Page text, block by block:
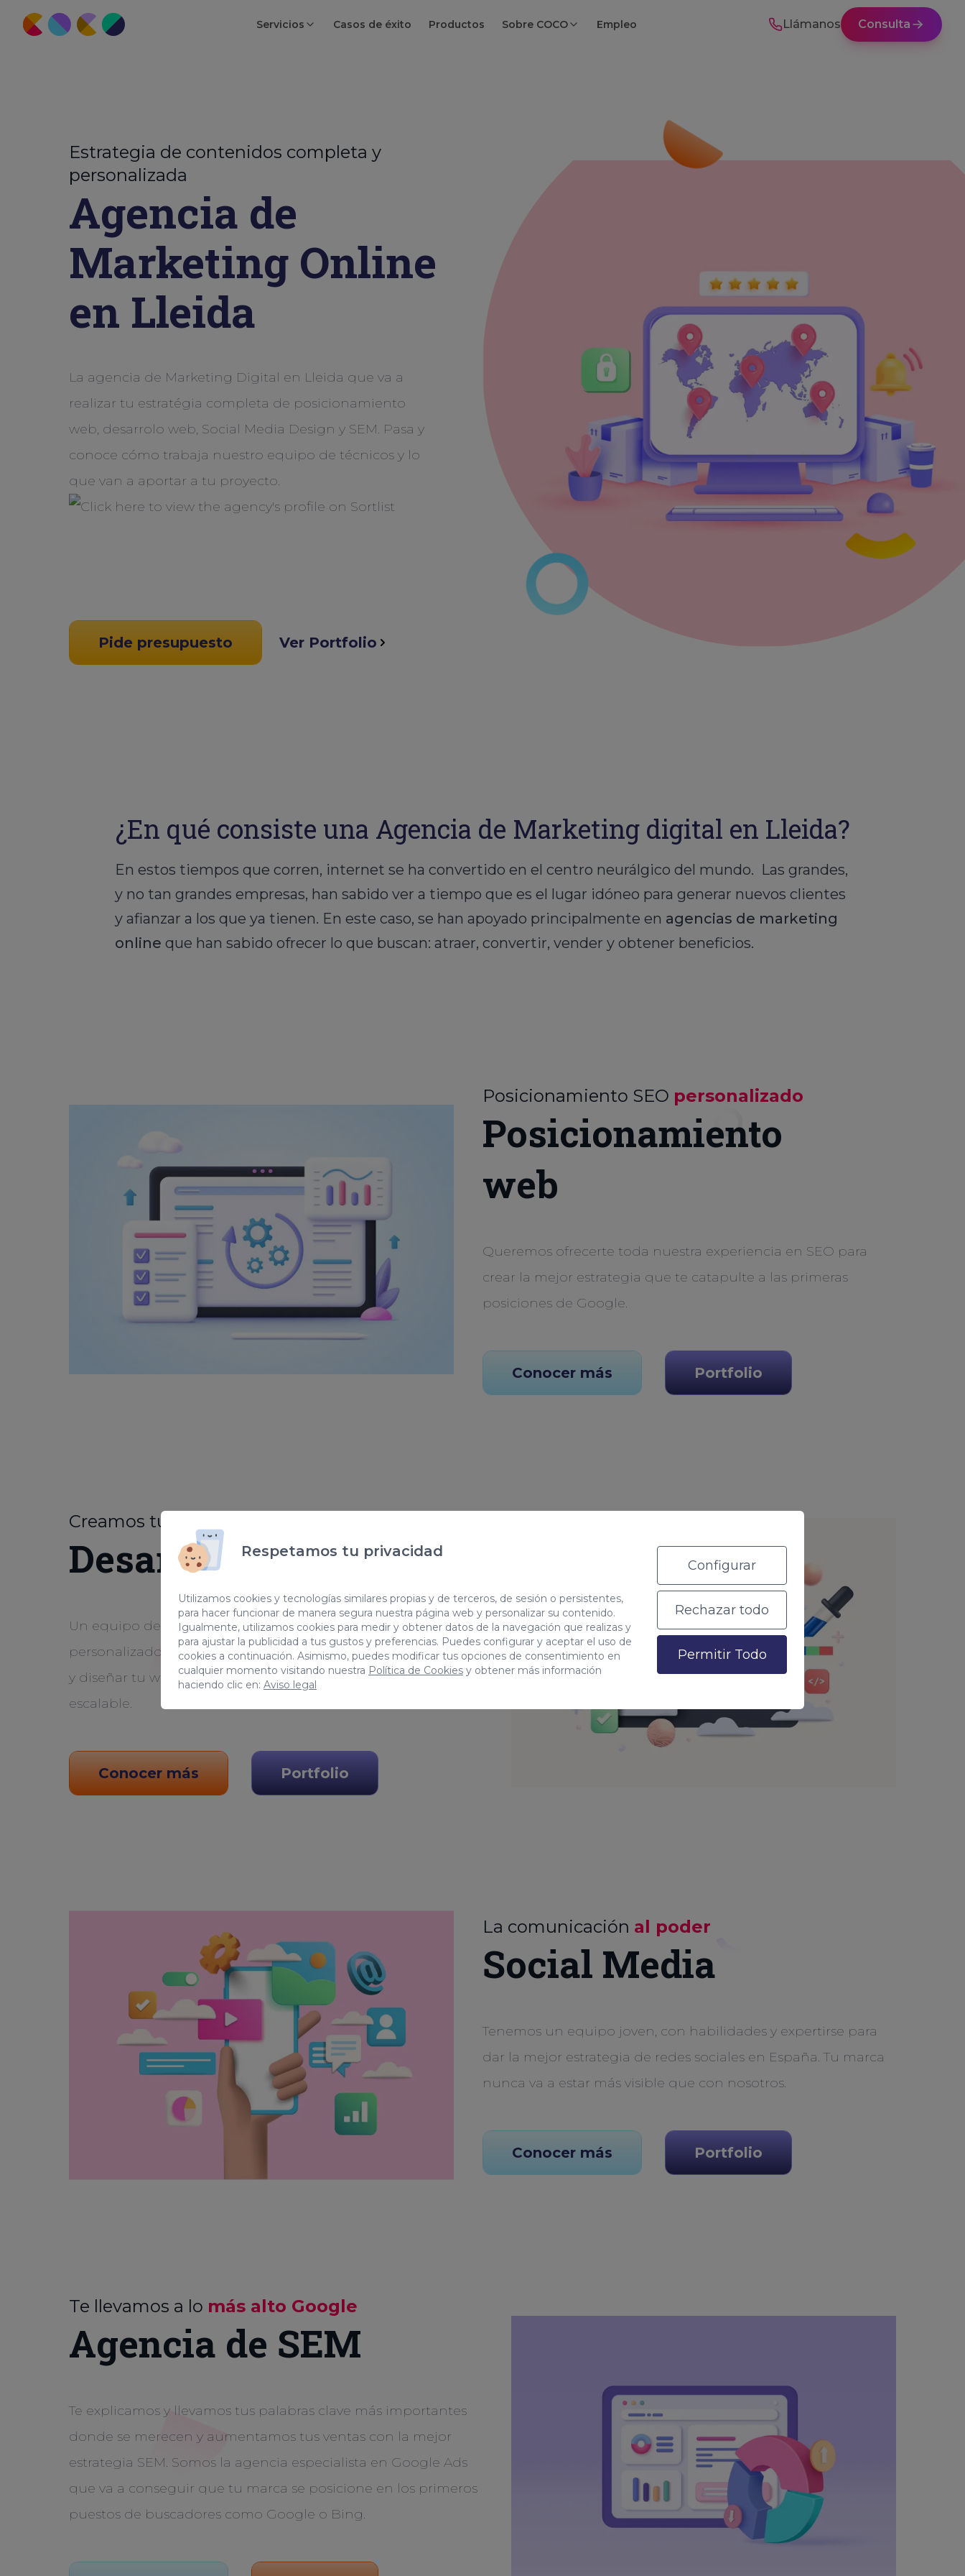
Respetamos tu privacidad
Utilizamos cookies y tecnologías similares propias y de terceros, de sesión o persistentes,
para hacer funcionar de manera segura nuestra página web y personalizar su contenido.
Igualmente, utilizamos cookies para medir y obtener datos de la navegación que realizas y
para ajustar la publicidad a tus gustos y preferencias. Puedes configurar y aceptar el uso de
cookies a continuación. Asimismo, puedes modificar tus opciones de consentimiento en
cualquier momento visitando nuestra Política de Cookies y obtener más información
haciendo clic en: Aviso legal
Configurar
Rechazar todo
Permitir Todo
Servicios Casos de éxito Productos Sobre COCO Empleo Llámanos Consulta
Estrategia de contenidos completa y
personalizada
Agencia de
Marketing Online
en Lleida
La agencia de Marketing Digital en Lleida que va a
realizar tu estratégia completa de posicionamiento
web, desarrolo web, Social Media Design y SEM. Pasa y
conoce cómo trabaja nuestro equipo de técnicos y lo
que van a aportar a tu proyecto.
Pide presupuesto Ver Portfolio
¿En qué consiste una Agencia de Marketing digital en Lleida?
En estos tiempos que corren, internet se ha convertido en el centro neurálgico del mundo. Las grandes,
y no tan grandes empresas, han sabido ver a tiempo que es el lugar idóneo para generar nuevos clientes
y afianzar a los que ya tienen. En este caso, se han apoyado principalmente en agencias de marketing
online que han sabido ofrecer lo que buscan: atraer, convertir, vender y obtener beneficios.
Posicionamiento SEO personalizado
Posicionamiento
web
Queremos ofrecerte toda nuestra experiencia en SEO para
crear la mejor estrategia que te catapulte a las primeras
posiciones de Google.
Conocer más Portfolio
Creamos tu web
Desarrollo web
Un equipo de profesionales para crear el mejor entorno web
personalizado del mercado. Nos encargaremos de desarrollar
y diseñar tu web en España totalmente personalizada y
escalable.
Conocer más Portfolio
La comunicación al poder
Social Media
Tenemos un equipo joven, con habilidades y expertirse para
dar la mejor estrategia de redes sociales en España. Tu marca
nunca va a estar más visible que con nosotros.
Conocer más Portfolio
Te llevamos a lo más alto Google
Agencia de SEM
Te explicamos y llevamos tus palabras clave más importantes
donde se merecen y aumentamos tus ventas con la mejor
estrategia SEM. Somos la agencia especialista en Google Ads
que va a conseguir que tu marca se posicione en los primeros
puestos de buscadores como Google o Bing.